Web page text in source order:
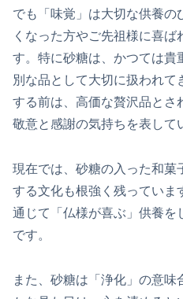
でも「味覚」は大切な供養
くなった方やご先祖様に喜
す。特に砂糖は、かつては貴
別な品として大切に扱われて
する前は、高価な贅沢品とさ
敬意と感謝の気持ちを表して
現在では、砂糖の入った和菓
する文化も根強く残っていま
通じて「仏様が喜ぶ」供養を
です。
また、砂糖は「浄化」の意